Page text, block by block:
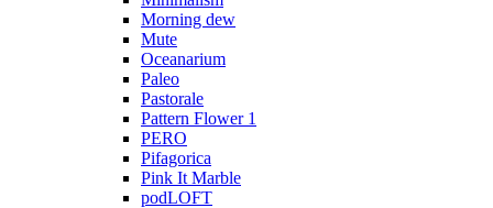
Morning dew
Mute
Oceanarium
Paleo
Pastorale
Pattern Flower 1
PERO
Pifagorica
Pink It Marble
podLOFT